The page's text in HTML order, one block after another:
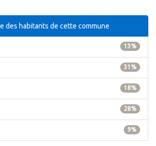
des habitants de cette commune
13%
31%
18%
28%
9%